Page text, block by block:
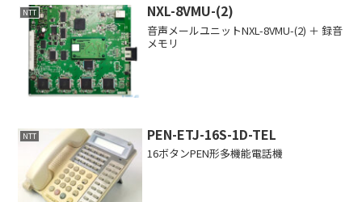
NTT NXL-8VMU-(2)
音声メールユニットNXL-8VMU-(2) ＋ 録音
メモリ
NTT PEN-ETJ-16S-1D-TEL
16ボタンPEN形多機能電話機